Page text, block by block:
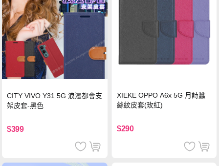
CITY VIVO Y31 5G 浪漫都會支
架皮套-黑色
$399
XIEKE OPPO A6x 5G 月詩蠶
絲紋皮套(玫紅)
$290